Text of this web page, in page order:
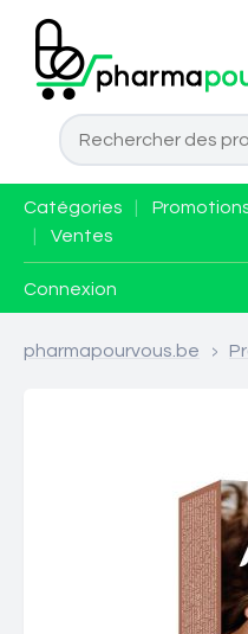
Catégories
Ventes
Connexion
pharmapourvous.be >